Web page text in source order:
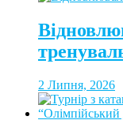
2 Липня, 2026